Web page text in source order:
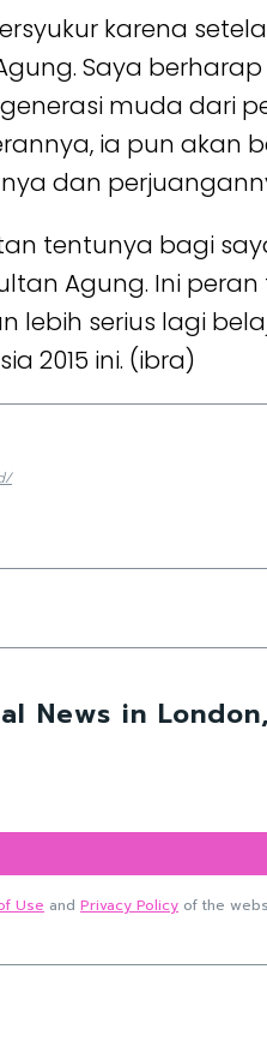
karena
Saya
muda dari
ia pun akan
dan
tentunya bagi
Agung. Ini
lebih serius lagi
2015 ini. (ibra)
News in
Use and Privacy Policy of the